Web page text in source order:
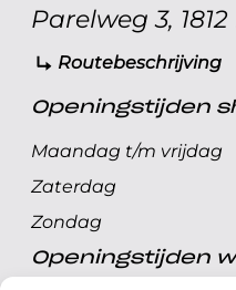
Parelweg 3,
Routebeschrijving
Openingstijden
Maandag t/m vrijdag
Zaterdag
Zondag
Openingstijden